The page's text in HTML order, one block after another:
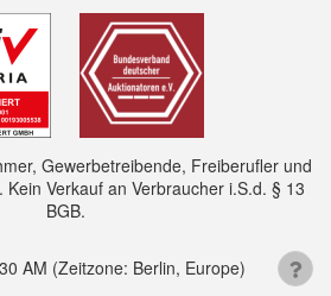
Gewerbetreibende, Freiberufler und
Verkauf an Verbraucher i.S.d. § 13
BGB.
AM (Zeitzone: Berlin, Europe)